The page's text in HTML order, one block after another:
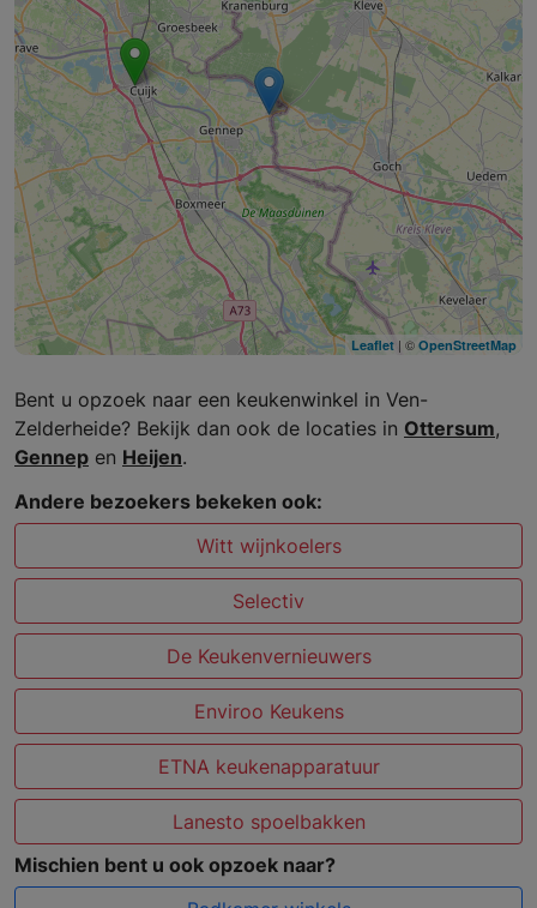
Leaflet | © OpenStreetMap
Bent u opzoek naar een keukenwinkel in Ven-
Zelderheide? Bekijk dan ook de locaties in Ottersum,
Gennep en Heijen.
Andere bezoekers bekeken ook:
Witt wijnkoelers
Selectiv
De Keukenvernieuwers
Enviroo Keukens
ETNA keukenapparatuur
Lanesto spoelbakken
Mischien bent u ook opzoek naar?